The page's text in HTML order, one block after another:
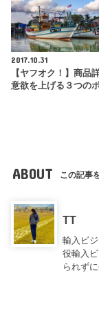
2017.10.31
【ヤフオク！】商品
意欲を上げる３つの
ABOUT この記事
TT
輸入ビ
役輸入
られず